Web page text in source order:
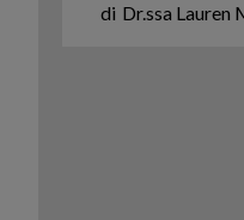
di Dr.ssa Lauren